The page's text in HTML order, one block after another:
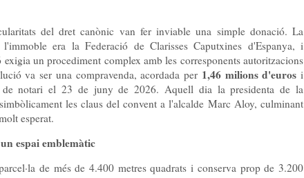
del dret canònic van fer inviable una simple donació. La
era la Federació de Clarisses Caputxines d'Espanya, i
exigia un procediment complex amb les corresponents autoritzacions
va ser una compravenda, acordada per 1,46 milions d'euros i
de notari el 23 de juny de 2026. Aquell dia la presidenta de la
les claus del convent a l'alcalde Marc Aloy, culminant
esperat.
espai emblemàtic
de més de 4.400 metres quadrats i conserva prop de 3.200